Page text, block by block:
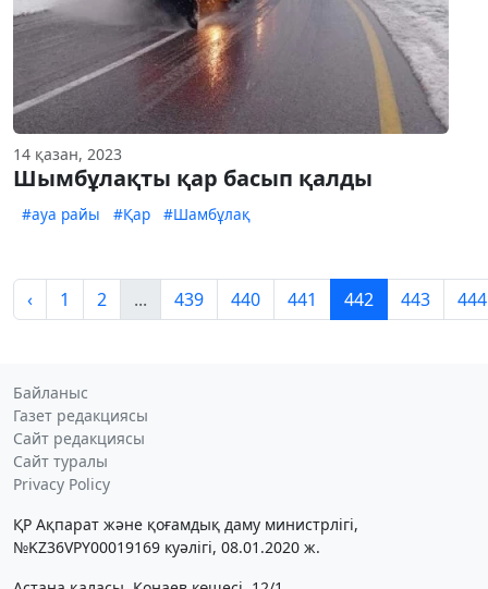
14 қазан, 2023
Шымбұлақты қар басып қалды
#ауа райы #Қар #Шамбұлақ
‹ 1 2 ... 439 440 441 442 443 444
Байланыс
Газет редакциясы
Сайт редакциясы
Сайт туралы
Privacy Policy
ҚР Ақпарат және қоғамдық даму министрлігі,
№KZ36VPY00019169 куәлігі, 08.01.2020 ж.